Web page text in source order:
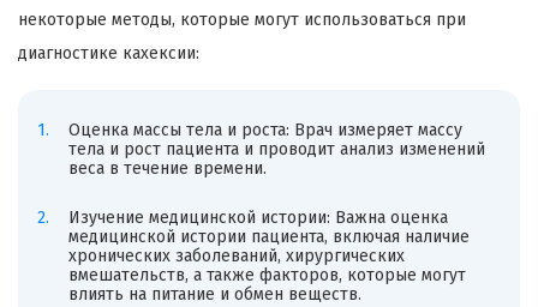
некоторые методы, которые могут использоваться при
диагностике кахексии:
Оценка массы тела и роста: Врач измеряет массу
тела и рост пациента и проводит анализ изменений
веса в течение времени.
Изучение медицинской истории: Важна оценка
медицинской истории пациента, включая наличие
хронических заболеваний, хирургических
вмешательств, а также факторов, которые могут
влиять на питание и обмен веществ.